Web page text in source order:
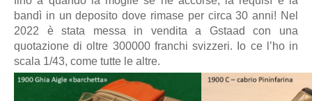
bandì in un deposito dove rimase per circa 30 anni! Nel
2022 è stata messa in vendita a Gstaad con una
quotazione di oltre 300000 franchi svizzeri. Io ce l’ho in
scala 1/43, come tutte le altre.